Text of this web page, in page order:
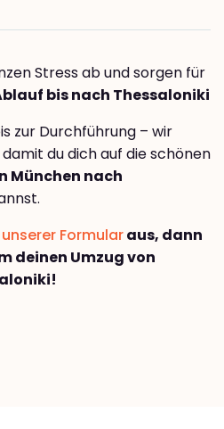
Stress ab und sorgen für
bis nach Thessaloniki
zur Durchführung – wir
du dich auf die schönen
München nach
unserer Formularaus, dann
deinen Umzug von